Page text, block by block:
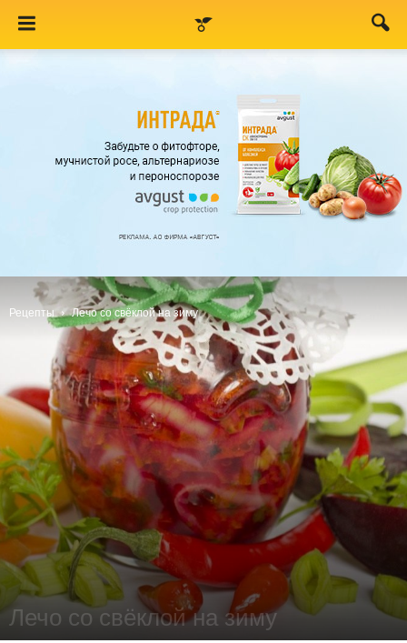
Рецепты Лечо со свёклой на зиму
Лечо со свёклой на зиму